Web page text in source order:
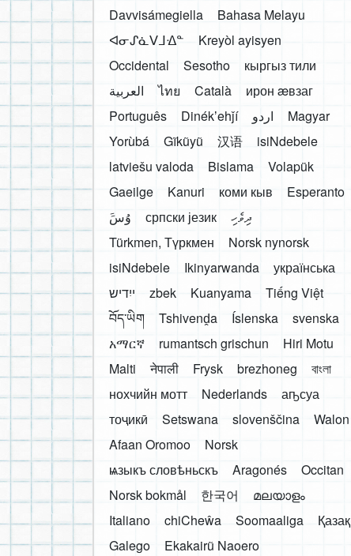
Davvisámegiella
Bahasa Melayu
ᐊᓂᔑᓈᐯᒧᐎᓐ
Kreyòl ayisyen
Occidental
Sesotho
кыргыз тили
العربية
ไทย Català
ирон æвзаг
Português
Dinékʼehǰí اردو
Magyar
Yorùbá
Gĩkũyũ 汉语
isiNdebele
latviešu valoda
Bislama
Volapük
Gaeilge
Kanuri коми кыв
Esperanto
َوُسَ
српски језик
ދިވެހި
Türkmen, Түркмен
Norsk nynorsk
isiNdebele
Ikinyarwanda
українська
ייִדיש
zbek Kuanyama
Tiếng Việt
བོད་ཡིག
Tshivenḓa Íslenska
svenska
አማርኛ
rumantsch grischun
Hiri Motu
Malti
नेपाली Frysk brezhoneg
বাংলা
нохчийн мотт
Nederlands
аҧсуа
тоҷикӣ
Setswana slovenščina
Walon
Afaan Oromoo
Norsk
ѩзыкъ словѣньскъ
Aragonés
Occitan
Norsk bokmål
한국어
മലയാളം
Italiano
chiCheŵa Soomaaliga
Қазақ
Galego
Ekakairũ Naoero